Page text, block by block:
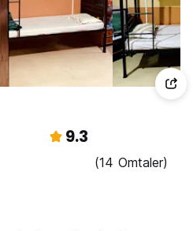
9.3
(14 Omtaler)